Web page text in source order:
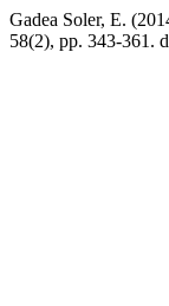
Gadea Soler, E.
58(2), pp. 343-361.